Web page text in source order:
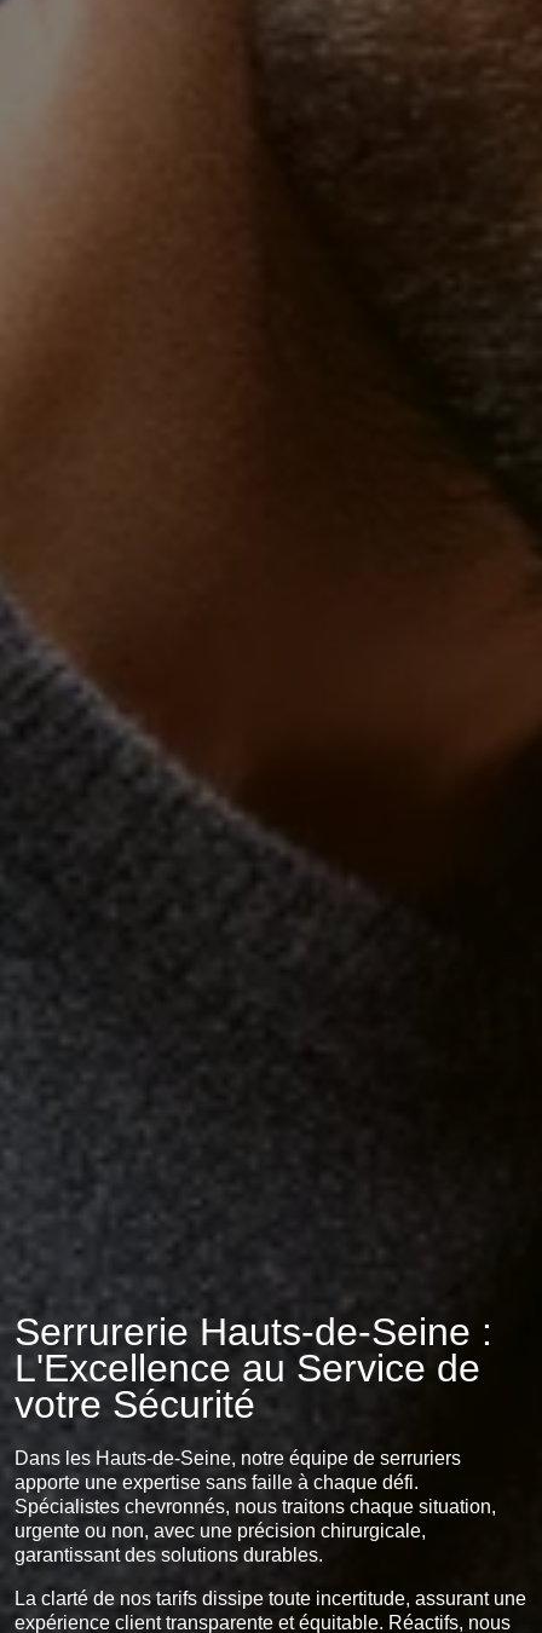
Serrurerie Hauts-de-Seine :
L'Excellence au Service de
votre Sécurité
Dans les Hauts-de-Seine, notre équipe de serruriers
apporte une expertise sans faille à chaque défi.
Spécialistes chevronnés, nous traitons chaque situation,
urgente ou non, avec une précision chirurgicale,
garantissant des solutions durables.
La clarté de nos tarifs dissipe toute incertitude, assurant une
expérience client transparente et équitable. Réactifs, nous